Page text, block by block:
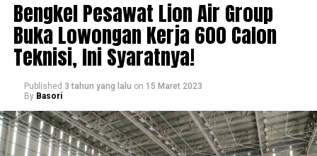
Bengkel Pesawat Lion Air Group
Buka Lowongan Kerja 600 Calon
Teknisi, Ini Syaratnya!
Published 3 tahun yang lalu on 15 Maret 2023
By Basori